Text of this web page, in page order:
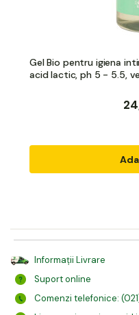
Gel Bio pentru igiena
acid lactic, ph 5 - 5.5,
Informații Livrare
Suport online
Comenzi telefonice: